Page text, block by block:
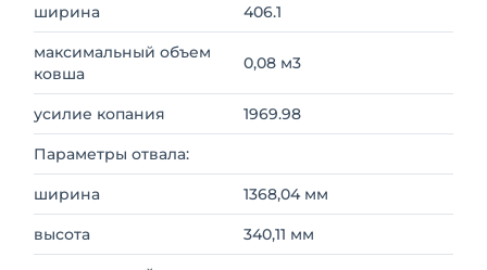
ширина 406.1
максимальный объем
ковша
0,08 м3
усилие копания 1969.98
Параметры отвала:
ширина 1368,04 мм
высота 340,11 мм